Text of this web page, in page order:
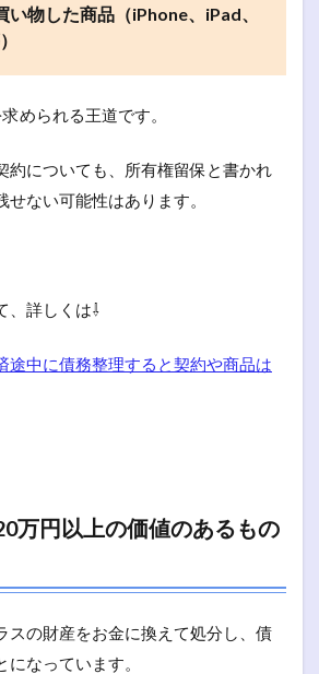
い物した商品（iPhone、iPad、
められる王道です。
約についても、所有権留保と書かれ
ない可能性はあります。
、詳しくは⇩
途中に債務整理すると契約や商品は
万円以上の価値のあるもの
スの財産をお金に換えて処分し、債
なっています。